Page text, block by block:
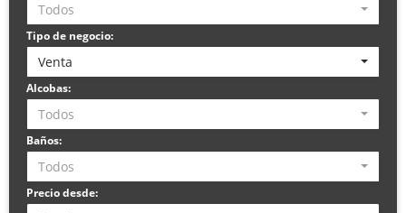
Todos
Tipo de negocio:
Venta
Alcobas:
Todos
Baños:
Todos
Precio desde: